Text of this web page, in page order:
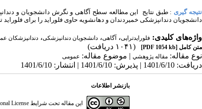
نتیجه گیری : طبق نتایج این مطالعه سطح آگاهی و نگرش دانشجویان و
دانشجویان دندانپزشکی خمیردندان و دهانشویه حاوی فلوراید را برای
واژه‌های کلیدی: فلورایدتراپی، آگاهی، دانشجویان دندانپزشکی، دندانپزشکان
متن کامل [PDF 1054 kb]
(۱۰۴۱ دریافت)
نوع مقاله: مقاله پژوهشي | موضوع مقاله: عمومى
دریافت: 1401/6/10 | پذیرش: 1401/6/10 | انتشار: 1401/6/10
بازنشر اطلاعات
این مقاله تحت شرایط License